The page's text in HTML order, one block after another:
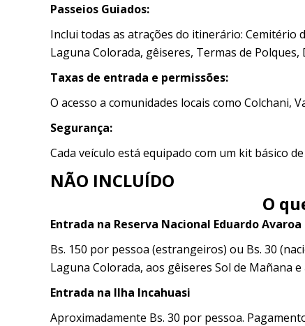
Passeios Guiados:
Inclui todas as atrações do itinerário: Cemitério
Laguna Colorada, gêiseres, Termas de
Taxas de entrada e permissões:
O acesso a comunidades locais como Colchani,
Segurança:
Cada veículo está equipado com um kit básico
NÃO INCLUÍDO
O
Entrada na Reserva Nacional Eduardo Avaroa
Bs. 150 por pessoa (estrangeiros) ou Bs. 30
Laguna Colorada, aos gêiseres Sol de Mañana e
Entrada na Ilha Incahuasi
Aproximadamente Bs. 30 por pessoa.